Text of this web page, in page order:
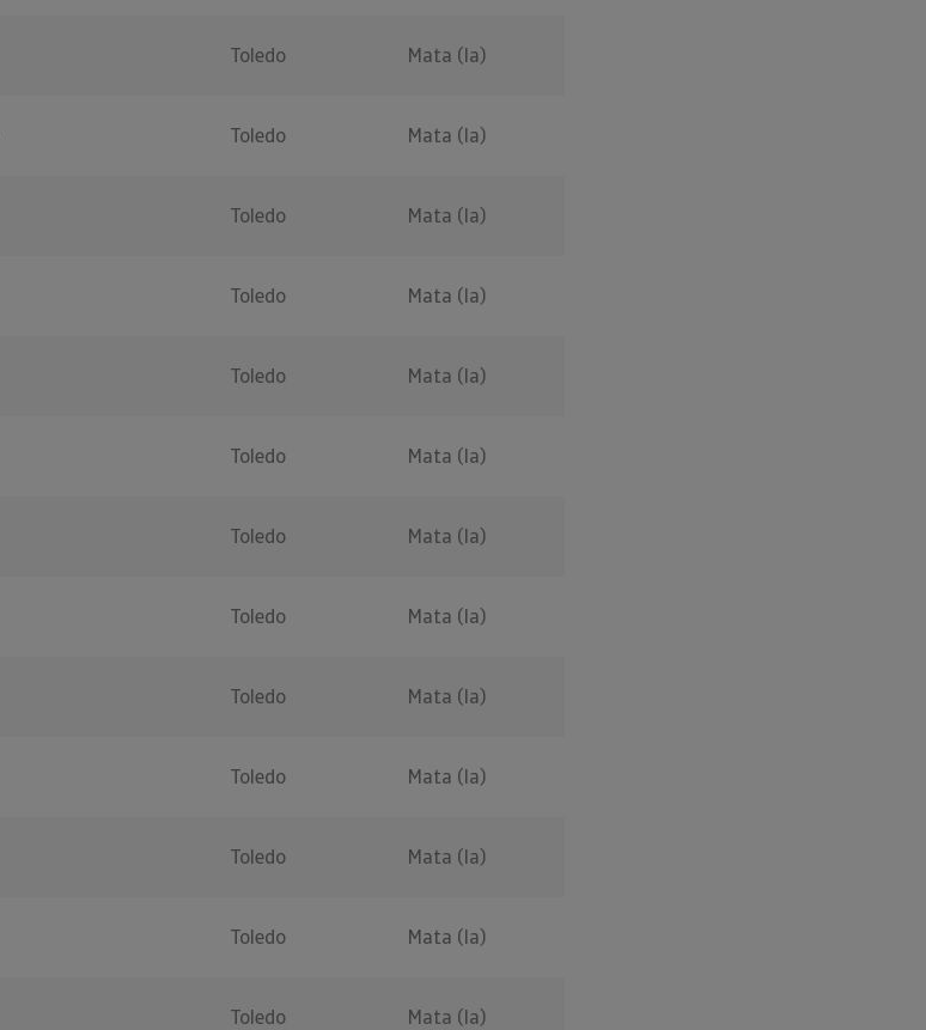
Toledo Mata (la)
Toledo Mata (la)
Toledo Mata (la)
Toledo Mata (la)
Toledo Mata (la)
Toledo Mata (la)
Toledo Mata (la)
Toledo Mata (la)
Toledo Mata (la)
Toledo Mata (la)
Toledo Mata (la)
Toledo Mata (la)
Toledo Mata (la)